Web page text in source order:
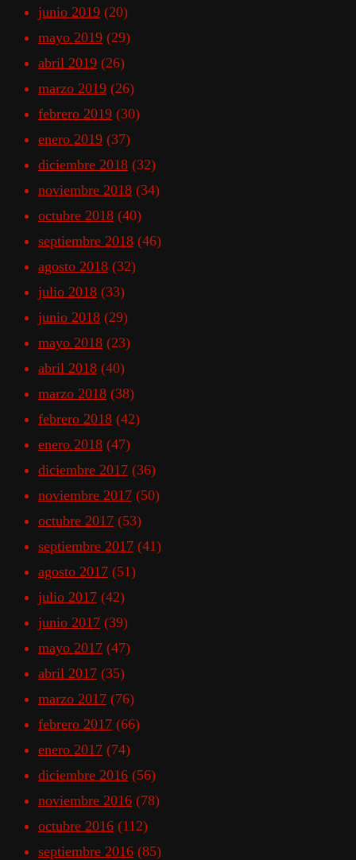
junio 2019 (20)
mayo 2019 (29)
abril 2019 (26)
marzo 2019 (26)
febrero 2019 (30)
enero 2019 (37)
diciembre 2018 (32)
noviembre 2018 (34)
octubre 2018 (40)
septiembre 2018 (46)
agosto 2018 (32)
julio 2018 (33)
junio 2018 (29)
mayo 2018 (23)
abril 2018 (40)
marzo 2018 (38)
febrero 2018 (42)
enero 2018 (47)
diciembre 2017 (36)
noviembre 2017 (50)
octubre 2017 (53)
septiembre 2017 (41)
agosto 2017 (51)
julio 2017 (42)
junio 2017 (39)
mayo 2017 (47)
abril 2017 (35)
marzo 2017 (76)
febrero 2017 (66)
enero 2017 (74)
diciembre 2016 (56)
noviembre 2016 (78)
octubre 2016 (112)
septiembre 2016 (85)